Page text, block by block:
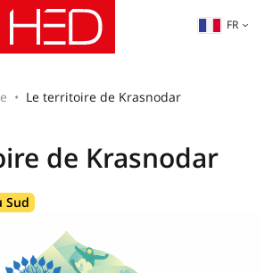
FR
Le territoire de Krasnodar
de Krasnodar
Sud